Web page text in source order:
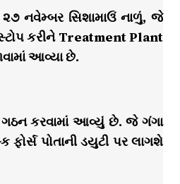
નવેમ્બર સિશામાઉં નાળું, જે
કરીને Treatment Plant
આવ્યા છે.
ગઠન કરવામાં આવ્યું છે. જે ગંગા
પોતાની ડયુટી પર લાગશે